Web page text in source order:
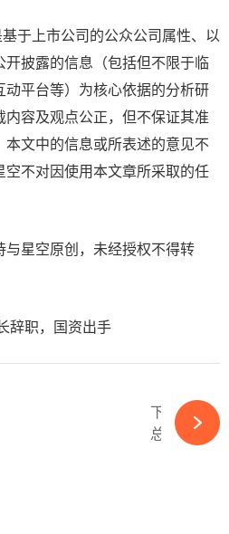
于上市公司的公众公司属性、以
披露的信息（包括但不限于临
平台等）为核心依据的分析研
容及观点公正，但不保证其准
文中的信息或所表述的意见不
不对因使用本文章所采取的任
星空原创，未经授权不得转
辞职，国资出手
下一篇
总投资35亿！又一高效光伏电池项目获批-必赢体育app官方平台